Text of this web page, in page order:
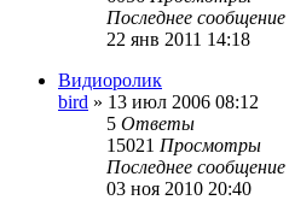
Последнее сообщение
22 янв 2011 14:18
Видиоролик
bird » 13 июл 2006 08:12
5 Ответы
15021 Просмотры
Последнее сообщение
03 ноя 2010 20:40